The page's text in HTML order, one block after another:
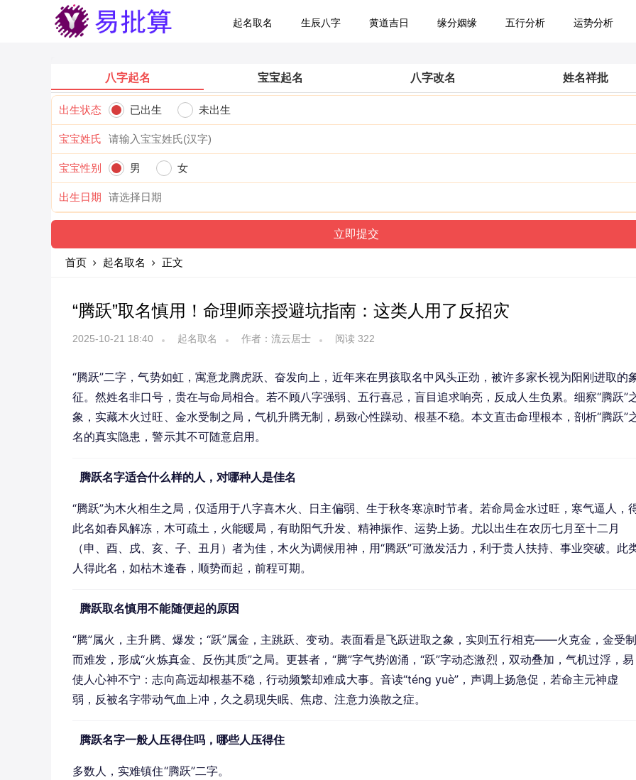
起名取名 生辰八字 黄道吉日 缘分姻缘 五行分析 运势分析
八字起名 宝宝起名 八字改名 姓名祥批
出生状态 已出生 未出生
宝宝姓氏
宝宝性别 男 女
出生日期
首页 起名取名 正文
“腾跃”取名慎用！命理师亲授避坑指南：这类人用了反招灾
2025-10-21 18:40 起名取名 作者：流云居士 阅读 322
“腾跃”二字，气势如虹，寓意龙腾虎跃、奋发向上，近年来在男孩取名中风头正劲，被许多家长视为阳刚进取的
征。然姓名非口号，贵在与命局相合。若不顾八字强弱、五行喜忌，盲目追求响亮，反成人生负累。细察“腾跃”
象，实藏木火过旺、金水受制之局，气机升腾无制，易致心性躁动、根基不稳。本文直击命理根本，剖析“腾跃”
名的真实隐患，警示其不可随意启用。
腾跃名字适合什么样的人，对哪种人是佳名
“腾跃”为木火相生之局，仅适用于八字喜木火、日主偏弱、生于秋冬寒凉时节者。若命局金水过旺，寒气逼人，
此名如春风解冻，木可疏土，火能暖局，有助阳气升发、精神振作、运势上扬。尤以出生在农历七月至十二月
（申、酉、戌、亥、子、丑月）者为佳，木火为调候用神，用“腾跃”可激发活力，利于贵人扶持、事业突破。此
人得此名，如枯木逢春，顺势而起，前程可期。
腾跃取名慎用不能随便起的原因
“腾”属火，主升腾、爆发；“跃”属金，主跳跃、变动。表面看是飞跃进取之象，实则五行相克——火克金，金受
而难发，形成“火炼真金、反伤其质”之局。更甚者，“腾”字气势汹涌，“跃”字动态激烈，双动叠加，气机过浮，易
使人心神不宁：志向高远却根基不稳，行动频繁却难成大事。音读“téng yuè”，声调上扬急促，若命主元神虚
弱，反被名字带动气血上冲，久之易现失眠、焦虑、注意力涣散之症。
腾跃名字一般人压得住吗，哪些人压得住
多数人，实难镇住“腾跃”二字。